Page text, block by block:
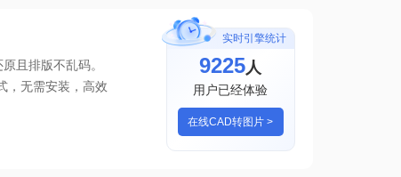
且排版不乱码。
，无需安装，高效
实时引擎统计
9225人
用户已经体验
在线CAD转图片 >